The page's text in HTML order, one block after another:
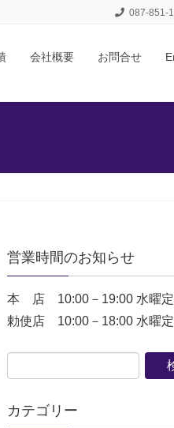
087-851-
会社概要 お問合せ
営業時間のお知らせ
本 店 10:00－19:00 水曜
勅使店 10:00－18:00 水曜
カテゴリー